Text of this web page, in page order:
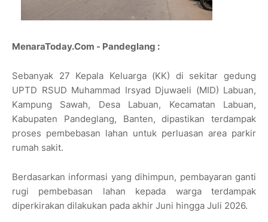
MenaraToday.Com - Pandeglang :
Sebanyak 27 Kepala Keluarga (KK) di sekitar gedung
UPTD RSUD Muhammad Irsyad Djuwaeli (MID) Labuan,
Kampung Sawah, Desa Labuan, Kecamatan Labuan,
Kabupaten Pandeglang, Banten, dipastikan terdampak
proses pembebasan lahan untuk perluasan area parkir
rumah sakit.
Berdasarkan informasi yang dihimpun, pembayaran ganti
rugi pembebasan lahan kepada warga terdampak
diperkirakan dilakukan pada akhir Juni hingga Juli 2026.